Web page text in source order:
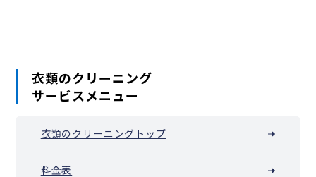
衣類のクリーニング
サービスメニュー
衣類のクリーニングトップ
料金表